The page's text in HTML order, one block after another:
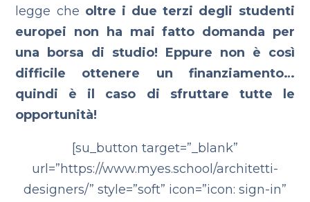
legge che oltre i due terzi degli studenti
europei non ha mai fatto domanda per
una borsa di studio! Eppure non è così
difficile ottenere un finanziamento…
quindi è il caso di sfruttare tutte le
opportunità!
[su_button target=”_blank”
url=”https://www.myes.school/architetti-
designers/” style=”soft” icon=”icon: sign-in”